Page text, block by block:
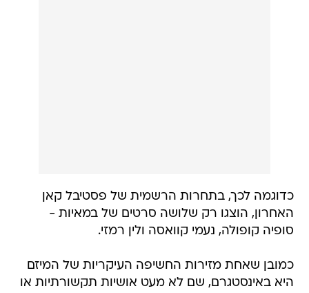
כדוגמה לכך, בתחרות הרשמית של פסטיבל קאן
האחרון, הוצגו רק שלושה סרטים של במאיות -
סופיה קופולה, נעמי קוואסה ולין רמזי.
כמובן שאחת מזירות החשיפה העיקריות של המיזם
היא באינסטגרם, שם לא מעט אושיות תקשורתיות או